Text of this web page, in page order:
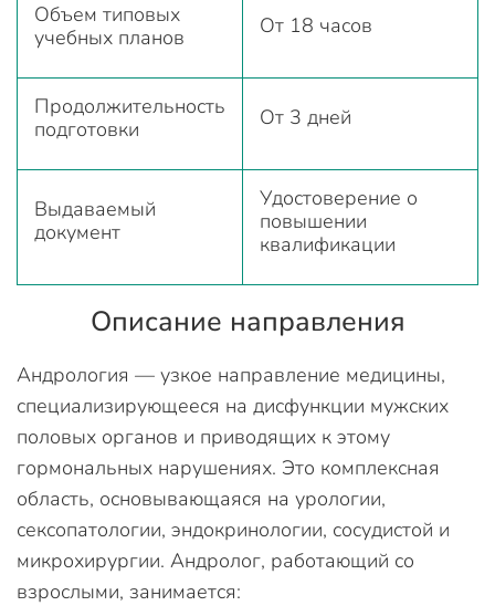
Объем типовых
учебных планов
От 18 часов
Продолжительность
подготовки
От 3 дней
Выдаваемый
документ
Удостоверение о
повышении
квалификации
Описание направления
Андрология — узкое направление медицины,
специализирующееся на дисфункции мужских
половых органов и приводящих к этому
гормональных нарушениях. Это комплексная
область, основывающаяся на урологии,
сексопатологии, эндокринологии, сосудистой и
микрохирургии. Андролог, работающий со
взрослыми, занимается: